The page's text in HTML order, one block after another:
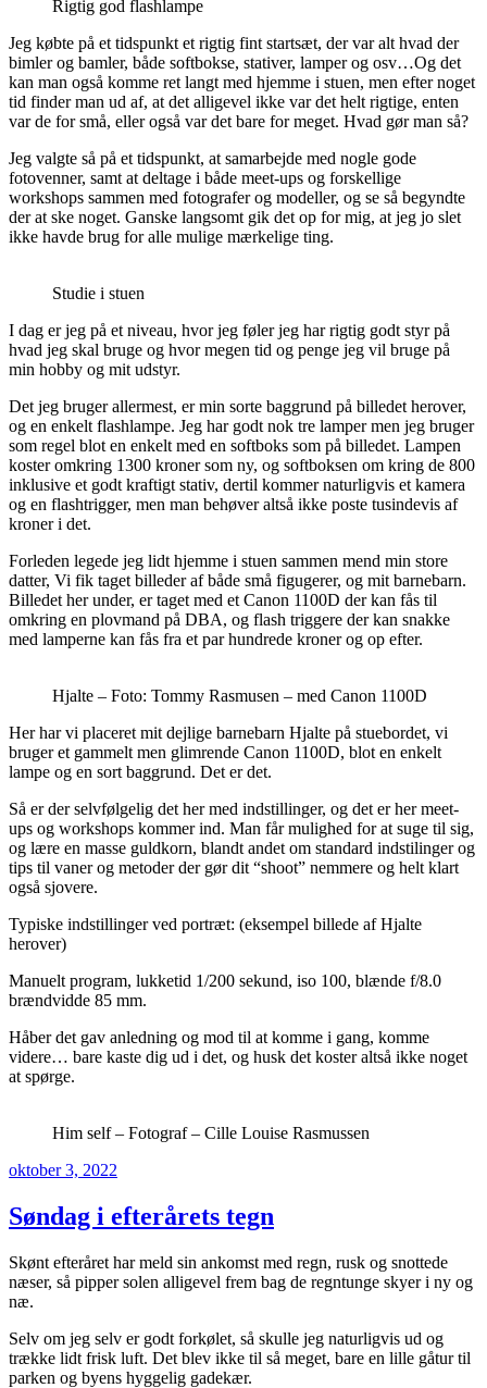
Rigtig god flashlampe
Jeg købte på et tidspunkt et rigtig fint startsæt, der var alt hvad der
bimler og bamler, både softbokse, stativer, lamper og osv…Og det
kan man også komme ret langt med hjemme i stuen, men efter noget
tid finder man ud af, at det alligevel ikke var det helt rigtige, enten
var de for små, eller også var det bare for meget. Hvad gør man så?
Jeg valgte så på et tidspunkt, at samarbejde med nogle gode
fotovenner, samt at deltage i både meet-ups og forskellige
workshops sammen med fotografer og modeller, og se så begyndte
der at ske noget. Ganske langsomt gik det op for mig, at jeg jo slet
ikke havde brug for alle mulige mærkelige ting.
Studie i stuen
I dag er jeg på et niveau, hvor jeg føler jeg har rigtig godt styr på
hvad jeg skal bruge og hvor megen tid og penge jeg vil bruge på
min hobby og mit udstyr.
Det jeg bruger allermest, er min sorte baggrund på billedet herover,
og en enkelt flashlampe. Jeg har godt nok tre lamper men jeg bruger
som regel blot en enkelt med en softboks som på billedet. Lampen
koster omkring 1300 kroner som ny, og softboksen om kring de 800
inklusive et godt kraftigt stativ, dertil kommer naturligvis et kamera
og en flashtrigger, men man behøver altså ikke poste tusindevis af
kroner i det.
Forleden legede jeg lidt hjemme i stuen sammen mend min store
datter, Vi fik taget billeder af både små figugerer, og mit barnebarn.
Billedet her under, er taget med et Canon 1100D der kan fås til
omkring en plovmand på DBA, og flash triggere der kan snakke
med lamperne kan fås fra et par hundrede kroner og op efter.
Hjalte – Foto: Tommy Rasmusen – med Canon 1100D
Her har vi placeret mit dejlige barnebarn Hjalte på stuebordet, vi
bruger et gammelt men glimrende Canon 1100D, blot en enkelt
lampe og en sort baggrund. Det er det.
Så er der selvfølgelig det her med indstillinger, og det er her meet-
ups og workshops kommer ind. Man får mulighed for at suge til sig,
og lære en masse guldkorn, blandt andet om standard indstilinger og
tips til vaner og metoder der gør dit “shoot” nemmere og helt klart
også sjovere.
Typiske indstillinger ved portræt: (eksempel billede af Hjalte
herover)
Manuelt program, lukketid 1/200 sekund, iso 100, blænde f/8.0
brændvidde 85 mm.
Håber det gav anledning og mod til at komme i gang, komme
videre… bare kaste dig ud i det, og husk det koster altså ikke noget
at spørge.
Him self – Fotograf – Cille Louise Rasmussen
Udgivet
oktober 3, 2022
Søndag i efterårets tegn
Skønt efteråret har meld sin ankomst med regn, rusk og snottede
næser, så pipper solen alligevel frem bag de regntunge skyer i ny og
næ.
Selv om jeg selv er godt forkølet, så skulle jeg naturligvis ud og
trække lidt frisk luft. Det blev ikke til så meget, bare en lille gåtur til
parken og byens hyggelig gadekær.